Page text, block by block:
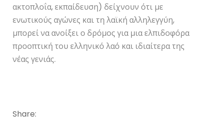
ακτοπλοΐα, εκπαίδευση) δείχνουν ότι με
ενωτικούς αγώνες και τη λαϊκή αλληλεγγύη,
μπορεί να ανοίξει ο δρόμος για μια ελπιδοφόρα
προοπτική του ελληνικό λαό και ιδιαίτερα της
νέας γενιάς.
Share: